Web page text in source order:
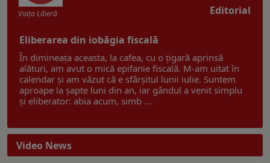
Editorial
Viaţa Liberă
Eliberarea din iobăgia fiscală
În dimineața aceasta, la cafea, cu o țigară aprinsă
alături, am avut o mică epifanie fiscală. M-am uitat în
calendar și am văzut că e sfârșitul lunii iulie. Suntem
aproape la șapte luni din an, iar gândul a venit simplu
și eliberator: abia acum, simb ...
Video News